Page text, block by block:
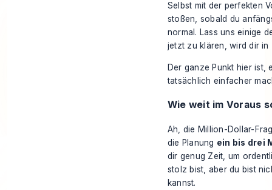
Selbst mit der perfekten
stoßen, sobald du
normal. Lass uns einige
jetzt zu klären, wird dir in
Der ganze Punkt hier ist,
tatsächlich einfacher
Wie weit im Voraus
Ah, die Million-Dollar-
die Planung ein bis drei
dir genug Zeit, um
stolz bist, aber du bist
kannst.